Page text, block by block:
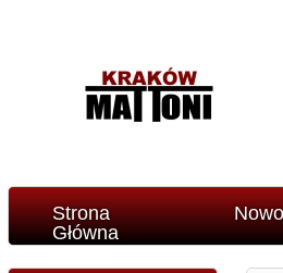
Strona
Główna